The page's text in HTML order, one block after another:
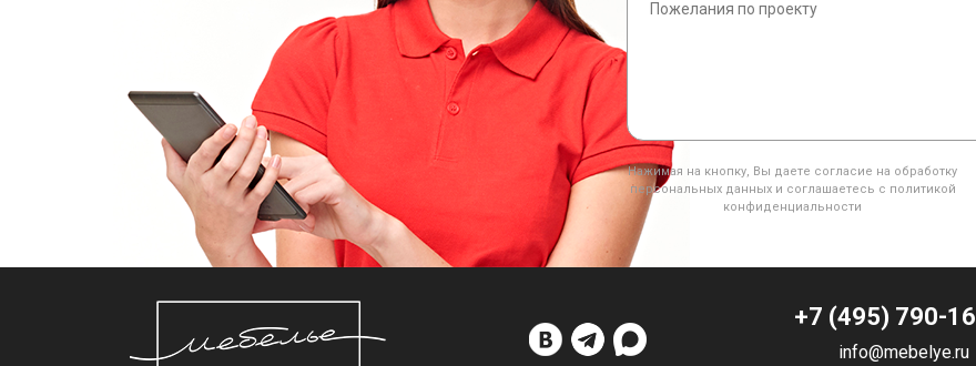
Нажимая на кнопку, Вы даете согласие на обработку
персональных данных и соглашаетесь с политикой
конфиденциальности
+7 (495) 790-
info@mebelye.ru